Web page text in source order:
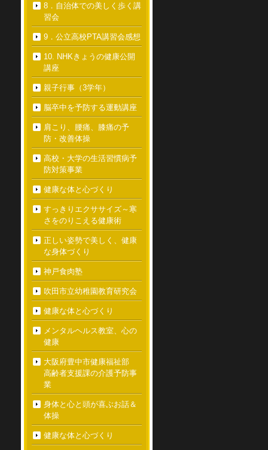
8．自治体での美しく歩く講
習会
9．公立高校PTA講習会感想
10. NHKきょうの健康公開
講座
親子行事（3学年）
脳卒中を予防する運動講座
肩こり、腰痛、膝痛の予
防・改善体操
高校・大学の生活習慣病予
防対策事業
健康な体と心づくり
すっきりエクササイズ～寒
さをのりこえる健康術
正しい姿勢で美しく、健康
な身体づくり
神戸食肉塾
吹田市立幼稚園教育研究会
健康な体と心づくり
メンタルヘルス教室、心の
健康
大阪府豊中市健康福祉部
高齢者支援課の介護予防事
業
身体と心と頭が喜ぶお話＆
体操
健康な体と心づくり